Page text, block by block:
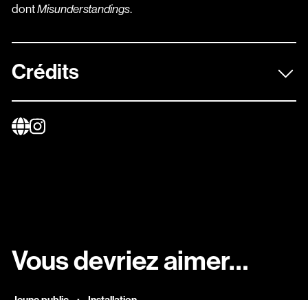
dontMisunderstandings.
Crédits
Vous devriez aimer…